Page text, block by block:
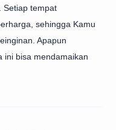
Setiap tempat
sehingga Kamu
Apapun
ini bisa mendamaikan